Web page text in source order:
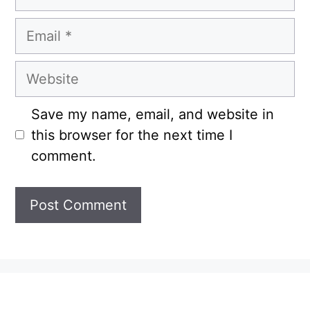
Email
Website
Save my name, email, and website in
this browser for the next time I
comment.